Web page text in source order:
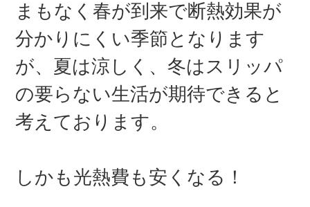
まもなく春が到来で断熱効果が
分かりにくい季節となります
が、夏は涼しく、冬はスリッパ
の要らない生活が期待できると
考えております。
しかも光熱費も安くなる！